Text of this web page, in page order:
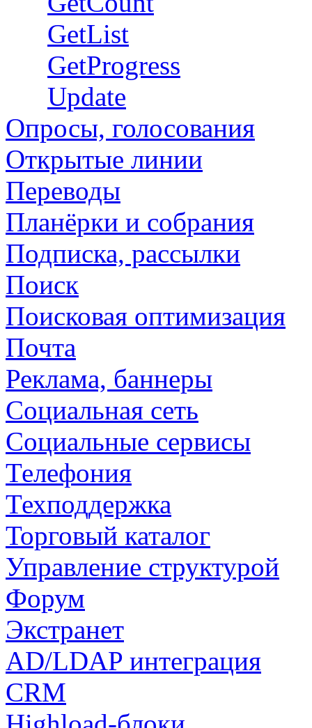
GetList
GetProgress
Update
Опросы, голосования
Открытые линии
Переводы
Планёрки и собрания
Подписка, рассылки
Поиск
Поисковая оптимизация
Почта
Реклама, баннеры
Социальная сеть
Социальные сервисы
Телефония
Техподдержка
Торговый каталог
Управление структурой
Форум
Экстранет
AD/LDAP интеграция
CRM